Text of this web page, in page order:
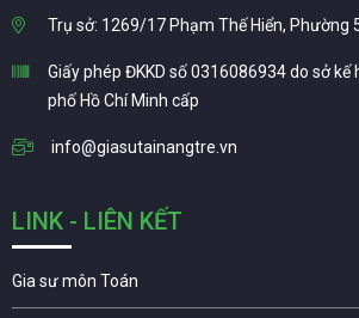
Trụ sở: 1269/17 Phạm Thế Hiển, Phường
Giấy phép ĐKKD số 0316086934 do sở
phố Hồ Chí Minh cấp
info@giasutainangtre.vn
LINK - LIÊN KẾT
Gia sư môn Toán